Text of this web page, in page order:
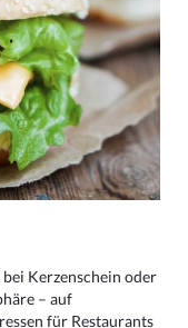
Kerzenschein oder
– auf
für Restaurants